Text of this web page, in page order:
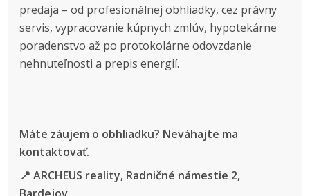
predaja – od profesionálnej obhliadky, cez právny
servis, vypracovanie kúpnych zmlúv, hypotekárne
poradenstvo až po protokolárne odovzdanie
nehnuteľnosti a prepis energií.
Máte záujem o obhliadku? Neváhajte ma
kontaktovať.
📍 ARCHEUS reality, Radničné námestie 2,